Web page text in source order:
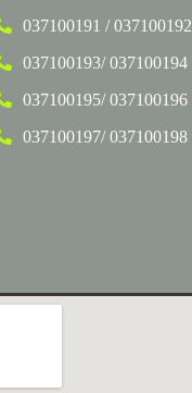
037100191 / 037100192
037100193/ 037100194
037100195/ 037100196
037100197/ 037100198